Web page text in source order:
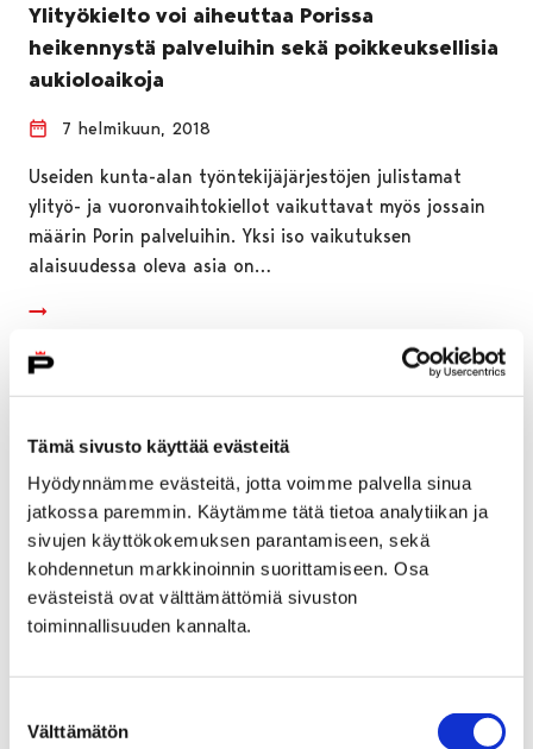
Tämä sivusto käyttää evästeitä
Hyödynnämme evästeitä, jotta voimme palvella sinua
jatkossa paremmin. Käytämme tätä tietoa analytiikan ja
sivujen käyttökokemuksen parantamiseen, sekä
kohdennetun markkinoinnin suorittamiseen. Osa
evästeistä ovat välttämättömiä sivuston
toiminnallisuuden kannalta.
valinta
Välttämätön
Ylityökielto voi aiheuttaa Porissa
heikennystä palveluihin sekä poikkeuksellisia
aukioloaikoja
7 helmikuun, 2018
Useiden kunta-alan työntekijäjärjestöjen julistamat
ylityö- ja vuoronvaihtokiellot vaikuttavat myös jossain
määrin Porin palveluihin. Yksi iso vaikutuksen
alaisuudessa oleva asia on…
tontinluovutuskilpailu Porissa